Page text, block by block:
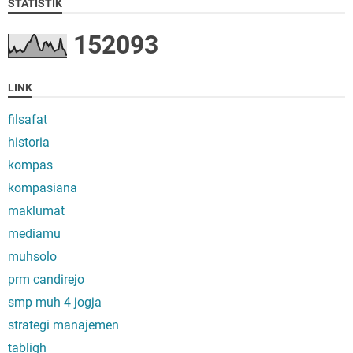
STATISTIK
152093
LINK
filsafat
historia
kompas
kompasiana
maklumat
mediamu
muhsolo
prm candirejo
smp muh 4 jogja
strategi manajemen
tabligh